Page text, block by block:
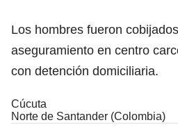
Los hombres fueron
aseguramiento en centro
con detención domiciliaria.
Cúcuta
Norte de Santander (Colombia)